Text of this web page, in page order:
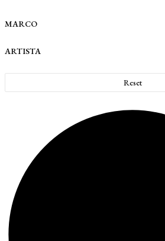
MARCO
ARTISTA
Reset